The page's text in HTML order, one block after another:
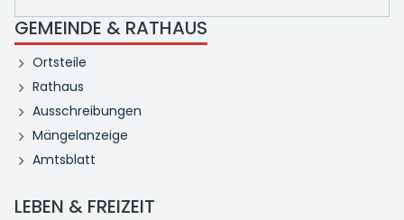
GEMEINDE & RATHAUS
Ortsteile
Rathaus
Ausschreibungen
Mängelanzeige
Amtsblatt
LEBEN & FREIZEIT